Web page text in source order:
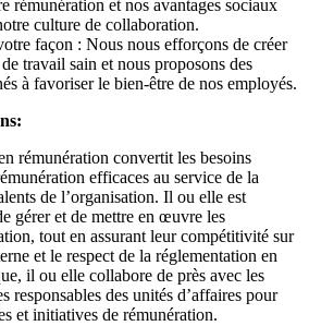
rémunération et nos avantages sociaux
culture de collaboration.
façon : Nous nous efforçons de créer
travail sain et nous proposons des
à favoriser le bien-être de nos employés.
rémunération convertit les besoins
efficaces au service de la
de l’organisation. Il ou elle est
gérer et de mettre en œuvre les
tout en assurant leur compétitivité sur
et le respect de la réglementation en
il ou elle collabore de près avec les
responsables des unités d’affaires pour
et initiatives de rémunération.